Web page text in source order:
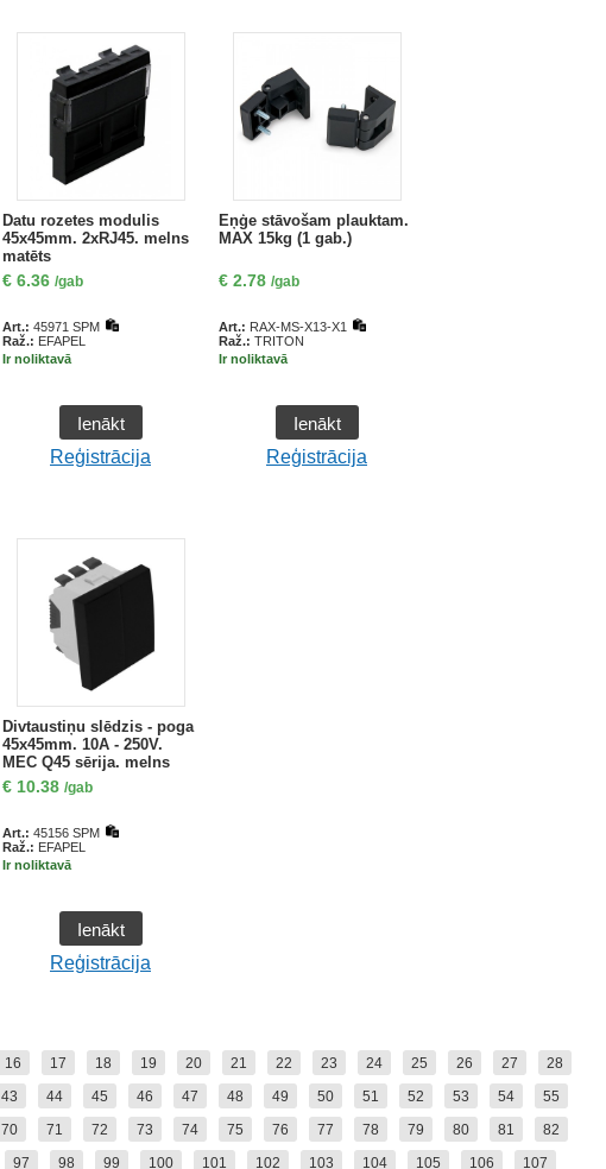
Datu rozetes modulis
45x45mm. 2xRJ45. melns
matēts
€6.36 /gab
Art.: 45971 SPM
Raž.: EFAPEL
Ir noliktavā
Ienākt
Reģistrācija
Eņģe stāvošam plauktam.
MAX 15kg (1 gab.)
€2.78 /gab
Art.: RAX-MS-X13-X1
Raž.: TRITON
Ir noliktavā
Ienākt
Reģistrācija
Divtaustiņu slēdzis - poga
45x45mm. 10A - 250V.
MEC Q45 sērija. melns
matēts
€10.38 /gab
Art.: 45156 SPM
Raž.: EFAPEL
Ir noliktavā
Ienākt
Reģistrācija
16 17 18 19 20 21 22 23 24 25 26 27
28
43 44 45 46 47 48 49 50 51 52 53 54
55
70 71 72 73 74 75 76 77 78 79 80 81
82
97 98 99 100 101 102 103 104 105 106
107